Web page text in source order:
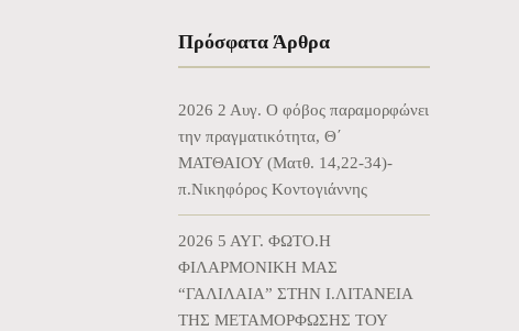
Πρόσφατα Άρθρα
2026 2 Αυγ. Ο φόβος παραμορφώνει
την πραγματικότητα, Θ΄
ΜΑΤΘΑΙΟΥ (Ματθ. 14,22-34)-
π.Νικηφόρος Κοντογιάννης
2026 5 ΑΥΓ. ΦΩΤΟ.Η
ΦΙΛΑΡΜΟΝΙΚΗ ΜΑΣ
“ΓΑΛΙΛΑΙΑ” ΣΤΗΝ Ι.ΛΙΤΑΝΕΙΑ
ΤΗΣ ΜΕΤΑΜΟΡΦΩΣΗΣ ΤΟΥ